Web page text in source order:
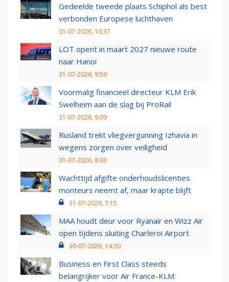
Gedeelde tweede plaats Schiphol als best
verbonden Europese luchthaven
31-07-2026, 10:37
LOT opent in maart 2027 nieuwe route
naar Hanoi
31-07-2026, 9:59
Voormalig financieel directeur KLM Erik
Swelheim aan de slag bij ProRail
31-07-2026, 9:09
Rusland trekt vliegvergunning Izhavia in
wegens zorgen over veiligheid
31-07-2026, 8:03
Wachttijd afgifte onderhoudslicenties
monteurs neemt af, maar krapte blijft
31-07-2026, 7:15
MAA houdt deur voor Ryanair en Wizz Air
open tijdens sluiting Charleroi Airport
30-07-2026, 14:30
Business en First Class steeds
belangrijker voor Air France-KLM: